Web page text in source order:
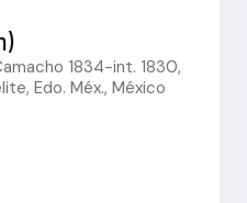
1834-int. 1830,
Edo. Méx., México